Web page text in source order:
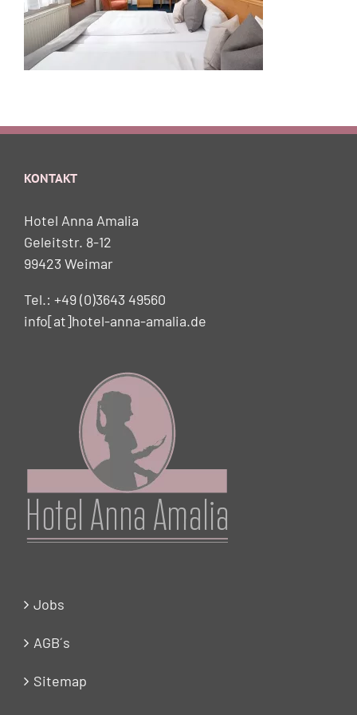
KONTAKT
Hotel Anna Amalia
Geleitstr. 8-12
99423 Weimar
Tel.: +49 (0)3643 49560
info[at]hotel-anna-amalia.de
Jobs
AGB´s
Sitemap